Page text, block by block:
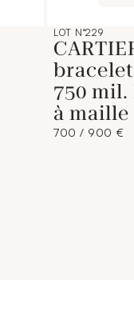
LOT N°229
750
à maille
700 / 900 €